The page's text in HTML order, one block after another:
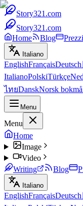
Story321.com
Story321.com
Home
Blog Prezzi
Italiano
EnglishFrançaisDeutsch
ItalianoPolskiTürkçe
ไทยDanskNorsk
Menu
Menu
Home
Image
Video
Writing
Blog
Italiano
EnglishFrançaisDeutsch